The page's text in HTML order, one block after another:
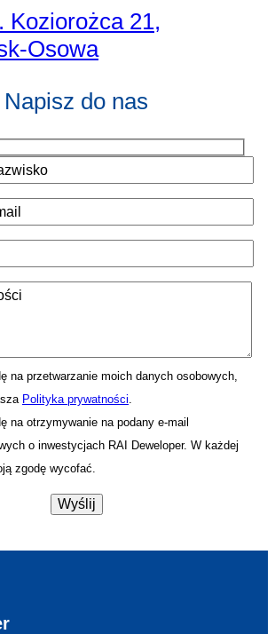
Koziorożca 21,
Osowa
Napisz do nas
na przetwarzanie moich danych osobowych,
Polityka prywatności
na otrzymywanie na podany e-mail
o inwestycjach RAI Deweloper. W każdej
zgodę wycofać.